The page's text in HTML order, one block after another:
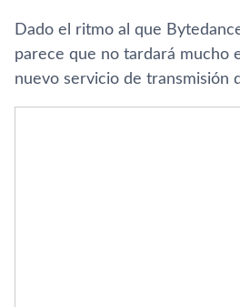
Dado el ritmo al que
parece que no tardará mucho
nuevo servicio de transmisión